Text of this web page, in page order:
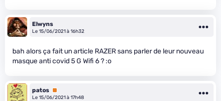
Elwyns
Le 15/06/2021 à 16h32
bah alors ça fait un article RAZER sans parler de leur nouveau
masque anti covid 5 G Wifi 6 ? :o
patos Premium
Le 15/06/2021 à 17h48